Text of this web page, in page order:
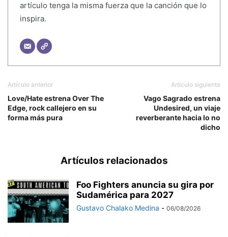
artículo tenga la misma fuerza que la canción que lo
inspira.
Artículo anterior
Love/Hate estrena Over The
Edge, rock callejero en su
forma más pura
Artículo siguiente
Vago Sagrado estrena
Undesired, un viaje
reverberante hacia lo no
dicho
Artículos relacionados
Foo Fighters anuncia su gira por
Sudamérica para 2027
Gustavo Chalako Medina - 06/08/2026